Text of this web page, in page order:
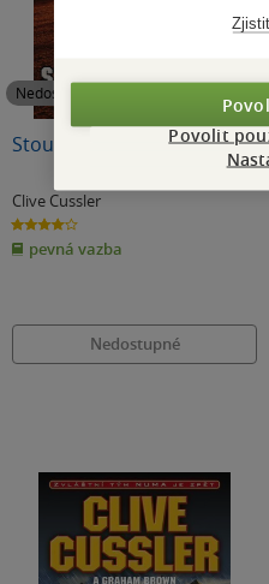
Nedostupné
Stoupající moře
Clive Cussler
4.0
z
5
hvězdiček
pevná vazba
Nedostupné
Povolit